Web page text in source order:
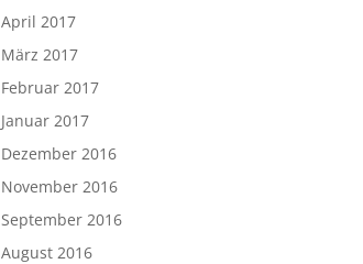
April 2017
März 2017
Februar 2017
Januar 2017
Dezember 2016
November 2016
September 2016
August 2016